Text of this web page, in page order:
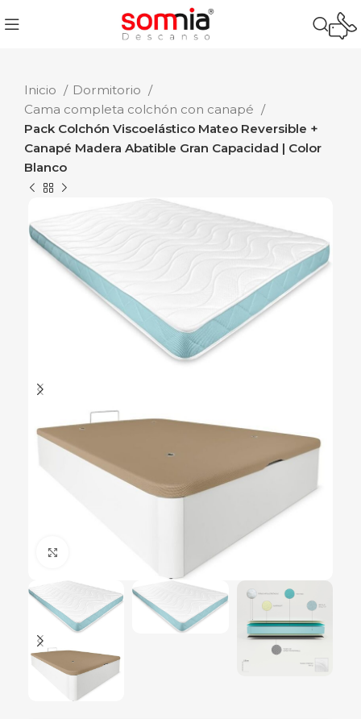
Inicio
Dormitorio
Cama completa colchón con canapé
Pack Colchón Viscoelástico Mateo Reversible +
Canapé Madera Abatible Gran Capacidad | Color
Blanco